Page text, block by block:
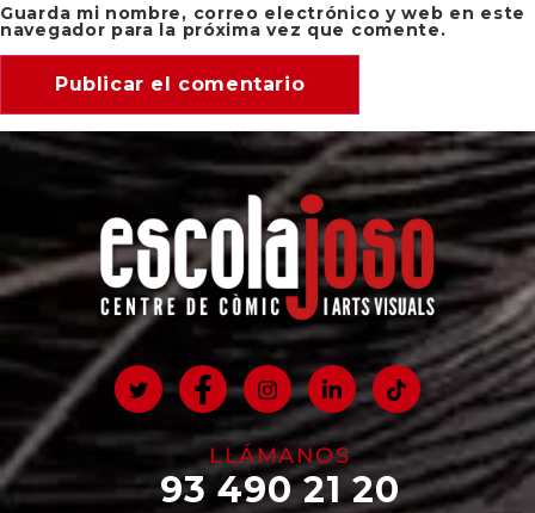
Guarda mi nombre, correo electrónico y web en este
navegador para la próxima vez que comente.
LLÁMANOS
93 490 21 20